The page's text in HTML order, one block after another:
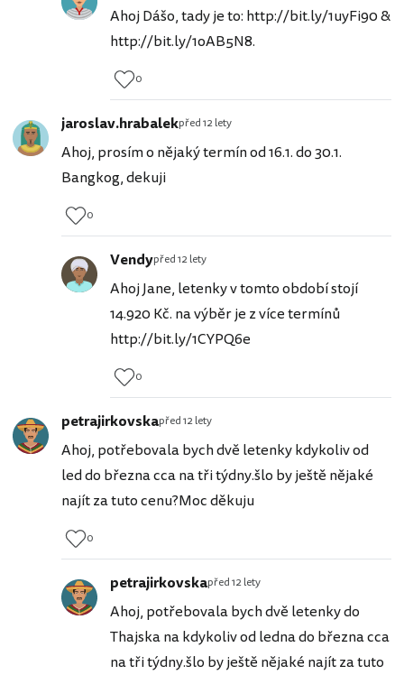
Ahoj Dášo, tady je to: http://bit.ly/1uyFi90 &
http://bit.ly/1oAB5N8.
0
jaroslav.hrabalekpřed 12 lety
Ahoj, prosím o nějaký termín od 16.1. do 30.1.
Bangkog, dekuji
0
Vendypřed 12 lety
Ahoj Jane, letenky v tomto období stojí
14.920 Kč. na výběr je z více termínů
http://bit.ly/1CYPQ6e
0
petrajirkovskapřed 12 lety
Ahoj, potřebovala bych dvě letenky kdykoliv od
led do března cca na tři týdny.šlo by ještě nějaké
najít za tuto cenu?Moc děkuju
0
petrajirkovskapřed 12 lety
Ahoj, potřebovala bych dvě letenky do
Thajska na kdykoliv od ledna do března cca
na tři týdny.šlo by ještě nějaké najít za tuto